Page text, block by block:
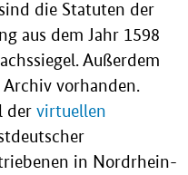
die Statuten der
aus dem Jahr 1598
Außerdem
vorhanden.
der virtuellen
in Nordrhein-